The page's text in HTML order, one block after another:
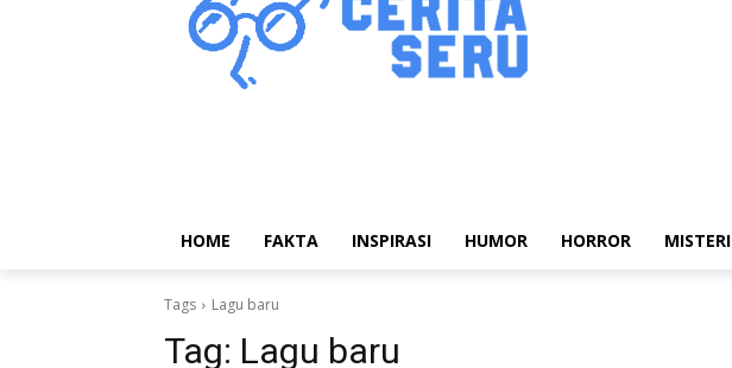
HOME FAKTA INSPIRASI HUMOR HORROR MISTERI
Tags Lagu baru
Tag: Lagu baru